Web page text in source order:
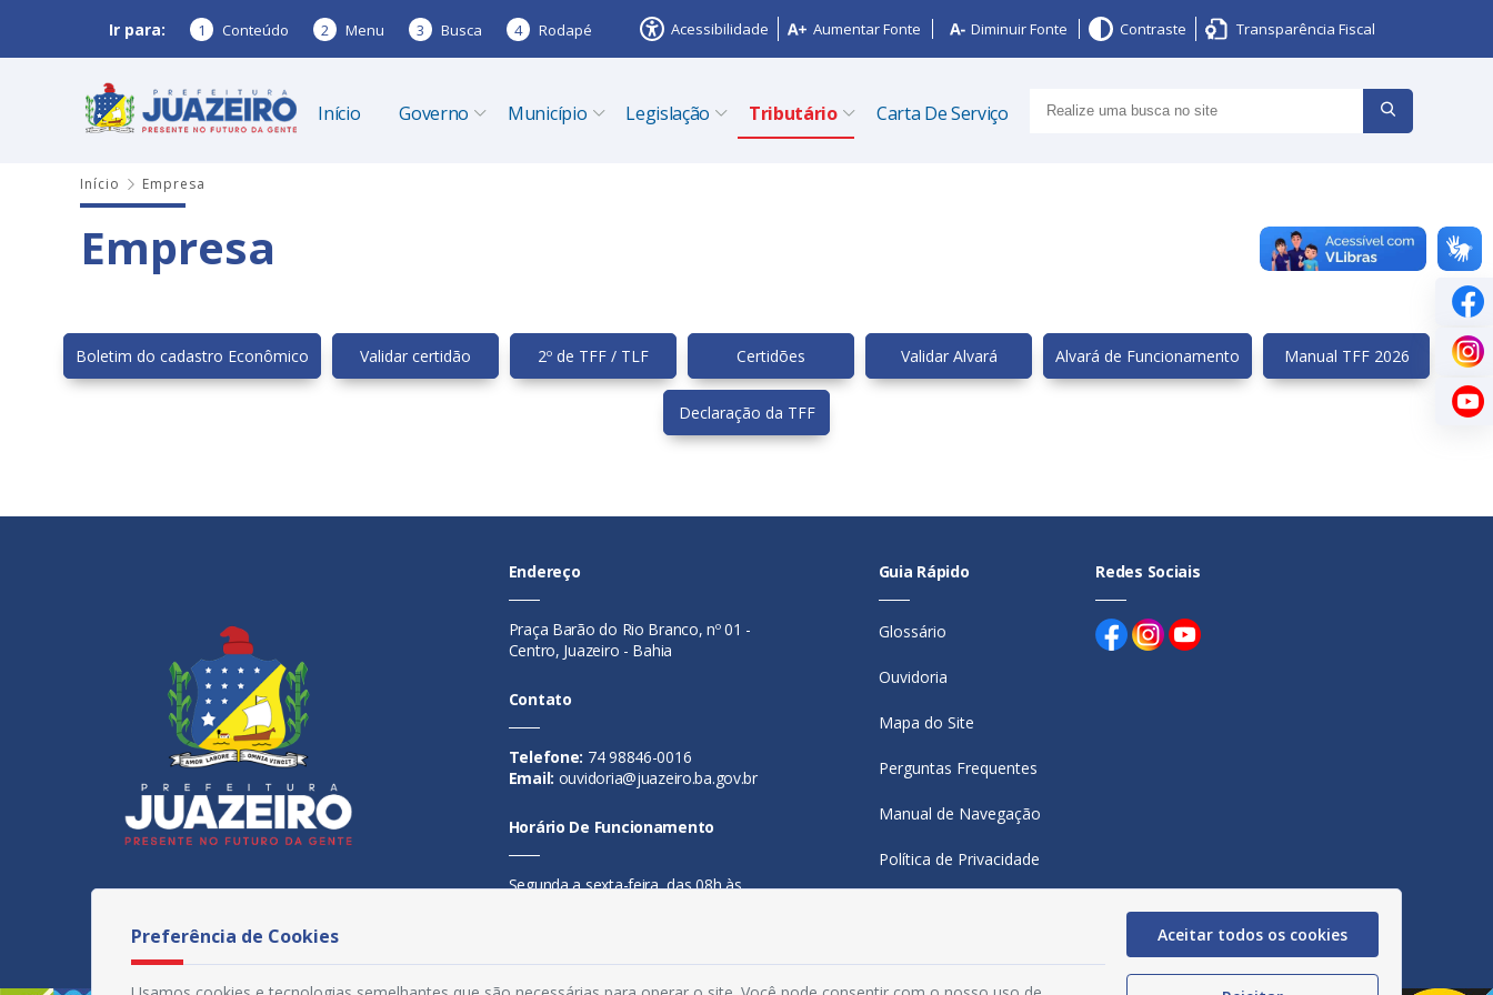
Ir para: 1 Conteúdo 2 Menu 3 Busca 4 Rodapé Acessibilidade Aumentar Fonte Diminuir Fonte Contraste Transparência Fiscal
Início Governo Município Legislação Tributário Carta De Serviço
Início Empresa
Empresa
Boletim do cadastro Econômico Validar certidão 2º de TFF / TLF Certidões Validar Alvará Alvará de Funcionamento Manual TFF 2026
Declaração da TFF
Endereço
Praça Barão do Rio Branco, nº 01 -
Centro, Juazeiro - Bahia
Contato
Telefone: 74 98846-0016
Email: ouvidoria@juazeiro.ba.gov.br
Horário De Funcionamento
Segunda a sexta-feira, das 08h às
Guia Rápido
Glossário
Ouvidoria
Mapa do Site
Perguntas Frequentes
Manual de Navegação
Política de Privacidade
Redes Sociais
Preferência de Cookies Aceitar todos os cookies